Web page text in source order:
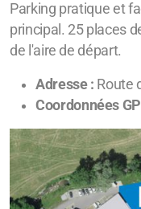
Parking pratique et
principal. 25 places
de l'aire de départ.
Adresse : Route
Coordonnées